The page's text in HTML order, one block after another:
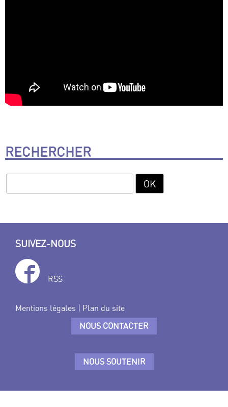
RECHERCHER
SUIVEZ-NOUS
RSS
Mentions légales | Plan du site
NOUS CONTACTER
NOUS SOUTENIR